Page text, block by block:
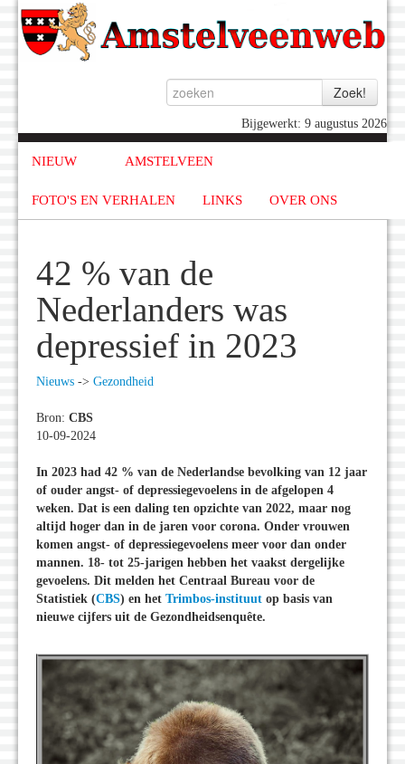
Bijgewerkt: 9 augustus 2026
NIEUW AMSTELVEEN
FOTO'S EN VERHALEN LINKS OVER ONS
42 % van de
Nederlanders was
depressief in 2023
Nieuws -> Gezondheid
Bron: CBS
10-09-2024
In 2023 had 42 % van de Nederlandse bevolking van 12 jaar
of ouder angst- of depressiegevoelens in de afgelopen 4
weken. Dat is een daling ten opzichte van 2022, maar nog
altijd hoger dan in de jaren voor corona. Onder vrouwen
komen angst- of depressiegevoelens meer voor dan onder
mannen. 18- tot 25-jarigen hebben het vaakst dergelijke
gevoelens. Dit melden het Centraal Bureau voor de
Statistiek (CBS) en het Trimbos-instituut op basis van
nieuwe cijfers uit de Gezondheidsenquête.